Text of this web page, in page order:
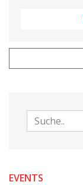
Suche
EVENTS